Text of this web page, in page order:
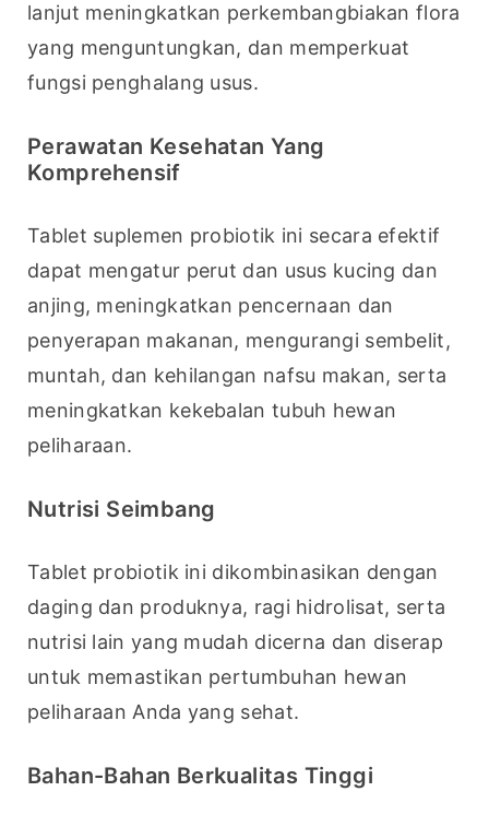
lanjut meningkatkan perkembangbiakan flora
yang menguntungkan, dan memperkuat
fungsi penghalang usus.
Perawatan Kesehatan Yang
Komprehensif
Tablet suplemen probiotik ini secara efektif
dapat mengatur perut dan usus kucing dan
anjing, meningkatkan pencernaan dan
penyerapan makanan, mengurangi sembelit,
muntah, dan kehilangan nafsu makan, serta
meningkatkan kekebalan tubuh hewan
peliharaan.
Nutrisi Seimbang
Tablet probiotik ini dikombinasikan dengan
daging dan produknya, ragi hidrolisat, serta
nutrisi lain yang mudah dicerna dan diserap
untuk memastikan pertumbuhan hewan
peliharaan Anda yang sehat.
Bahan-Bahan Berkualitas Tinggi